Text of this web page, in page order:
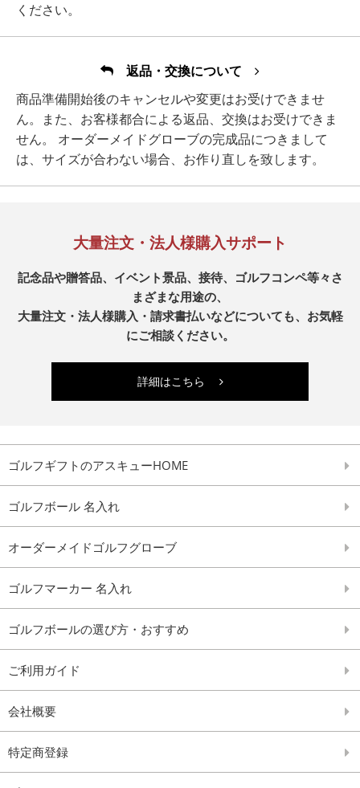
ください。
返品・交換について
商品準備開始後のキャンセルや変更はお受けできませ
ん。また、お客様都合による返品、交換はお受けできま
せん。 オーダーメイドグローブの完成品につきまして
は、サイズが合わない場合、お作り直しを致します。
大量注文・法人様購入サポート
記念品や贈答品、イベント景品、接待、ゴルフコンペ等々さ
まざまな用途の、
大量注文・法人様購入・請求書払いなどについても、お気軽
にご相談ください。
詳細はこちら
ゴルフギフトのアスキューHOME
ゴルフボール 名入れ
オーダーメイドゴルフグローブ
ゴルフマーカー 名入れ
ゴルフボールの選び方・おすすめ
ご利用ガイド
会社概要
特定商登録